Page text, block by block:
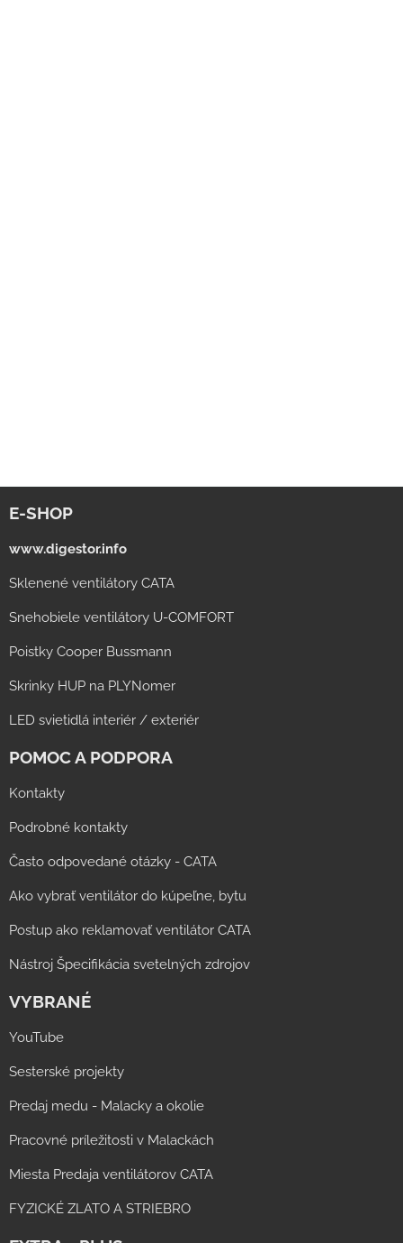
E-SHOP
www.digestor.info
Sklenené ventilátory CATA
Snehobiele ventilátory U-COMFORT
Poistky Cooper Bussmann
Skrinky HUP na PLYNomer
LED svietidlá interiér / exteriér
POMOC A PODPORA
Kontakty
Podrobné kontakty
Často odpovedané otázky - CATA
Ako vybrať ventilátor do kúpeľne, bytu
Postup ako reklamovať ventilátor CATA
Nástroj Špecifikácia svetelných zdrojov
VYBRANÉ
YouTube
Sesterské projekty
Predaj medu - Malacky a okolie
Pracovné príležitosti v Malackách
Miesta Predaja ventilátorov CATA
FYZICKÉ ZLATO A STRIEBRO